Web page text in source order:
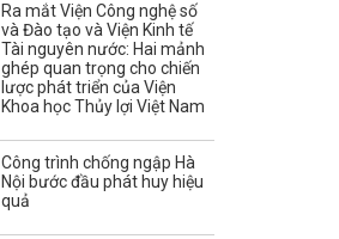
Ra mắt Viện Công nghệ số
và Đào tạo và Viện Kinh tế
Tài nguyên nước: Hai mảnh
ghép quan trọng cho chiến
lược phát triển của Viện
Khoa học Thủy lợi Việt Nam
Công trình chống ngập Hà
Nội bước đầu phát huy hiệu
quả